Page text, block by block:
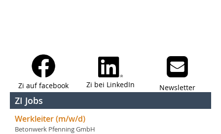
Zi auf facebook Zi bei LinkedIn Newsletter
ZI Jobs
Werkleiter (m/w/d)
Betonwerk Pfenning GmbH